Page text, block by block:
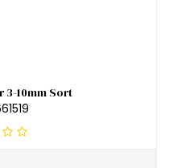
3-10mm Sort